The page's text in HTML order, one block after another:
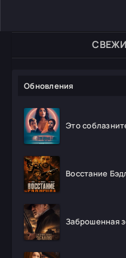
Обновления
Это
Восстание
Заброшенная